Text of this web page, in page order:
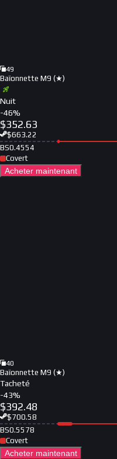
49
Baïonnette M9 (★)
Nuit
-46%
$352.63
$663.22
BS0.4554
Covert
Acheter maintenant
40
Baïonnette M9 (★)
Tacheté
-43%
$392.48
$700.58
BS0.5578
Covert
Acheter maintenant